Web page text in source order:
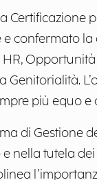
Certificazione
confermato la
Genitorialità.
più equo
di Gestione
e nella tutela